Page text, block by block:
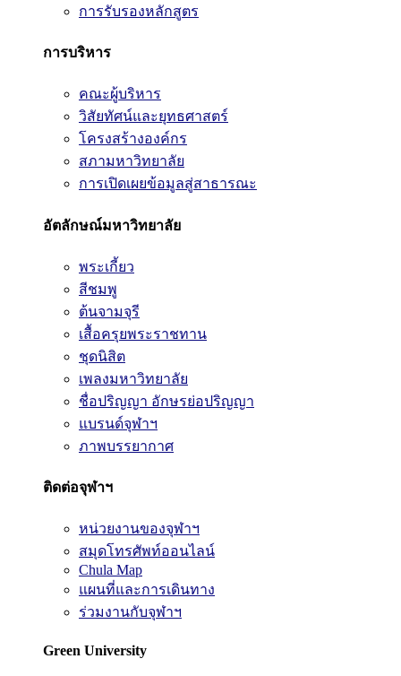
การรับรองหลักสูตร
การบริหาร
คณะผู้บริหาร
วิสัยทัศน์และยุทธศาสตร์
โครงสร้างองค์กร
สภามหาวิทยาลัย
การเปิดเผยข้อมูลสู่สาธารณะ
อัตลักษณ์มหาวิทยาลัย
พระเกี้ยว
สีชมพู
ต้นจามจุรี
เสื้อครุยพระราชทาน
ชุดนิสิต
เพลงมหาวิทยาลัย
ชื่อปริญญา อักษรย่อปริญญา
แบรนด์จุฬาฯ
ภาพบรรยากาศ
ติดต่อจุฬาฯ
หน่วยงานของจุฬาฯ
สมุดโทรศัพท์ออนไลน์
Chula Map
แผนที่และการเดินทาง
ร่วมงานกับจุฬาฯ
Green University